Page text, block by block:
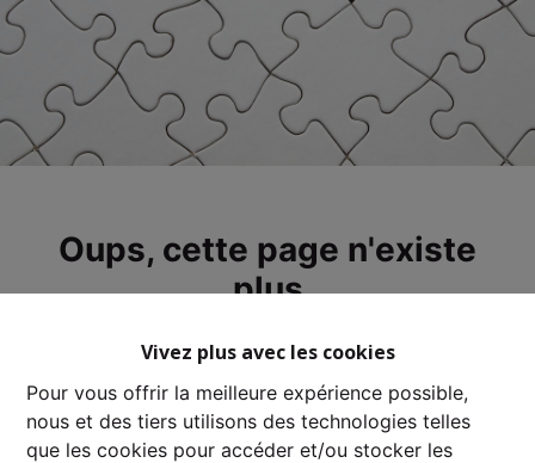
Vivez plus avec les cookies
Pour vous offrir la meilleure expérience possible,
nous et des tiers utilisons des technologies telles
que les cookies pour accéder et/ou stocker les
Oups, cette page n'existe
plus
À Vendre À Louer